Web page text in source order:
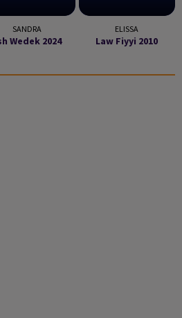
SANDRA
Wedek 2024
ELISSA
Law Fiyyi 2010